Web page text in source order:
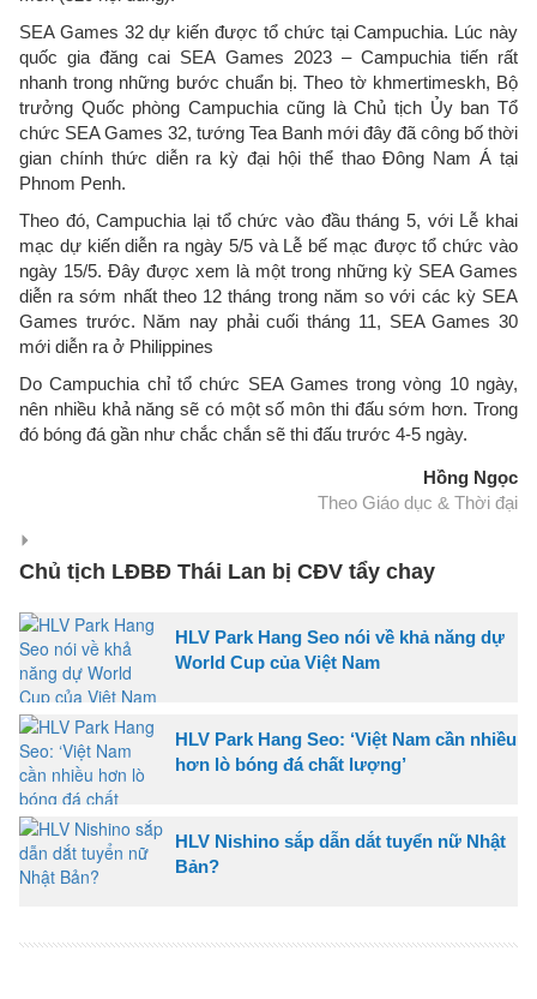
SEA Games 32 dự kiến được tổ chức tại Campuchia. Lúc này
quốc gia đăng cai SEA Games 2023 – Campuchia tiến rất
nhanh trong những bước chuẩn bị. Theo tờ khmertimeskh, Bộ
trưởng Quốc phòng Campuchia cũng là Chủ tịch Ủy ban Tổ
chức SEA Games 32, tướng Tea Banh mới đây đã công bố thời
gian chính thức diễn ra kỳ đại hội thể thao Đông Nam Á tại
Phnom Penh.
Theo đó, Campuchia lại tổ chức vào đầu tháng 5, với Lễ khai
mạc dự kiến diễn ra ngày 5/5 và Lễ bế mạc được tổ chức vào
ngày 15/5. Đây được xem là một trong những kỳ SEA Games
diễn ra sớm nhất theo 12 tháng trong năm so với các kỳ SEA
Games trước. Năm nay phải cuối tháng 11, SEA Games 30
mới diễn ra ở Philippines
Do Campuchia chỉ tổ chức SEA Games trong vòng 10 ngày,
nên nhiều khả năng sẽ có một số môn thi đấu sớm hơn. Trong
đó bóng đá gần như chắc chắn sẽ thi đấu trước 4-5 ngày.
Hồng Ngọc
Theo Giáo dục & Thời đại
Chủ tịch LĐBĐ Thái Lan bị CĐV tẩy chay
HLV Park Hang Seo nói về khả năng dự
World Cup của Việt Nam
HLV Park Hang Seo: ‘Việt Nam cần nhiều
hơn lò bóng đá chất lượng’
HLV Nishino sắp dẫn dắt tuyển nữ Nhật
Bản?